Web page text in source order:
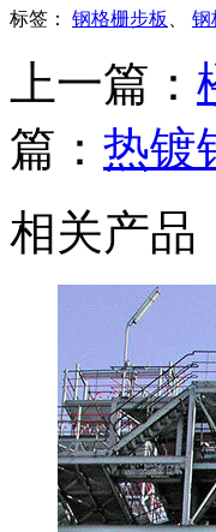
标签： 钢格栅步板 钢
上一篇：
篇： 热镀
相关产品